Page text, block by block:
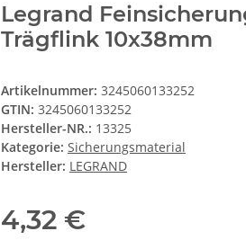
Legrand
Trägflink 10x38mm
Artikelnummer: 3245060133252
GTIN: 3245060133252
Hersteller-NR.: 13325
Kategorie: Sicherungsmaterial
Hersteller: LEGRAND
4,32 €